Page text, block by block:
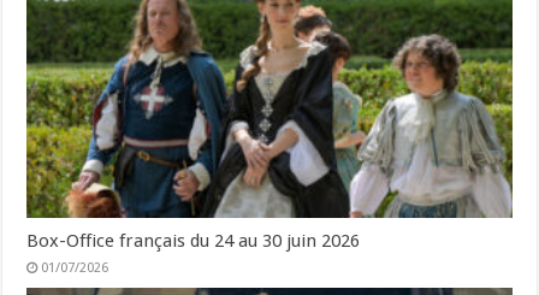
Box-Office français du 24 au 30 juin 2026
01/07/2026